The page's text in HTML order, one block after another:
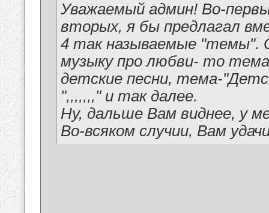
Уважаемый админ! Во-
вторых, я бы предлагал
4 так называемые "темы".
музыку про любви- то
детские песни, тема-
",,,,,,," и так далее.
Ну, дальше Вам виднее, у
Во-всяком случии, Вам